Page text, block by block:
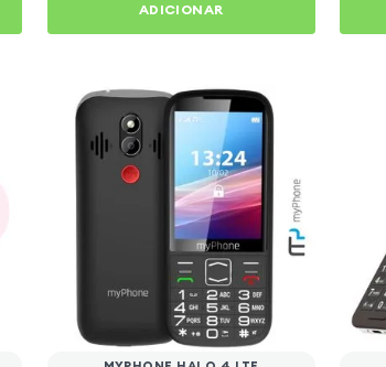
ADICIONAR